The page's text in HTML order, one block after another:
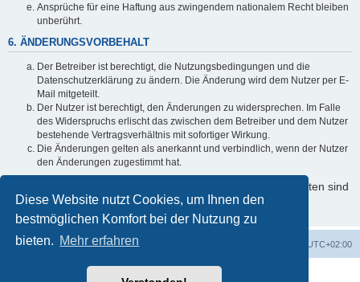
Diese Website nutzt Cookies, um Ihnen den
bestmöglichen Komfort bei der Nutzung zu
bieten. Mehr erfahren
Ansprüche für eine Haftung aus zwingendem nationalem Recht bleiben
unberührt.
6. ÄNDERUNGSVORBEHALT
Der Betreiber ist berechtigt, die Nutzungsbedingungen und die
Datenschutzerklärung zu ändern. Die Änderung wird dem Nutzer per E-
Mail mitgeteilt.
Der Nutzer ist berechtigt, den Änderungen zu widersprechen. Im Falle
des Widerspruchs erlischt das zwischen dem Betreiber und dem Nutzer
bestehende Vertragsverhältnis mit sofortiger Wirkung.
Die Änderungen gelten als anerkannt und verbindlich, wenn der Nutzer
den Änderungen zugestimmt hat.
Informationen über den Umgang mit Ihren persönlichen Daten sind
in der Datenschutzerklärung enthalten.
Foren-Übersicht UTC+02:00